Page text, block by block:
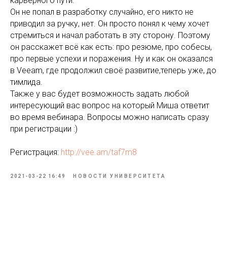
Он не попал в разработку случайно, его никто не
приводил за ручку, нет. Он просто понял к чему хочет
стремиться и начал работать в эту сторону. Поэтому
он расскажет всё как есть: про резюме, про собесы,
про первые успехи и поражения. Ну и как он оказался
в Veeam, где продолжил своё развитие,теперь уже, до
тимлида.
Также у вас будет возможность задать любой
интересующий вас вопрос на который Миша ответит
во время вебинара. Вопросы можно написать сразу
при регистрации :)
Регистрация: http://vee.am/taf7m8
2021-03-22 16:49 НОВОСТИ УНИВЕРСИТЕТА